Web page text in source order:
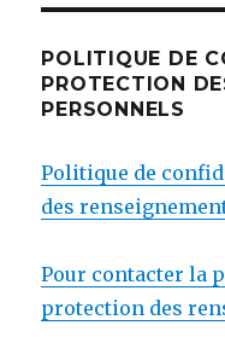
POLITIQUE DE
PROTECTION
PERSONNELS
Politique de
des
Pour contacter la
protection des